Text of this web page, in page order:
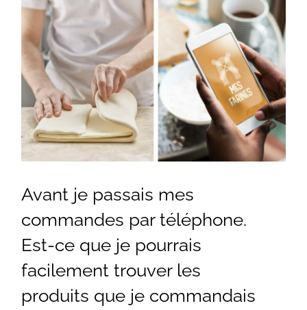
Avant je passais mes
commandes par téléphone.
Est-ce que je pourrais
facilement trouver les
produits que je commandais